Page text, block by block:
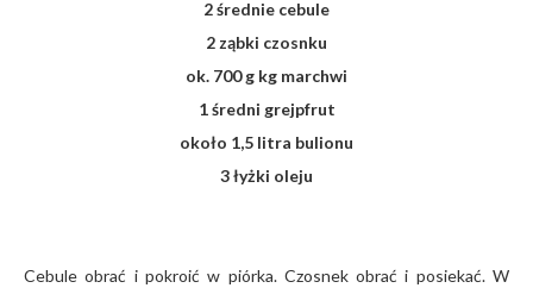
2 średnie cebule
2 ząbki czosnku
ok. 700 g kg marchwi
1 średni grejpfrut
około 1,5 litra bulionu
3 łyżki oleju
Cebule obrać i pokroić w piórka. Czosnek obrać i posiekać. W